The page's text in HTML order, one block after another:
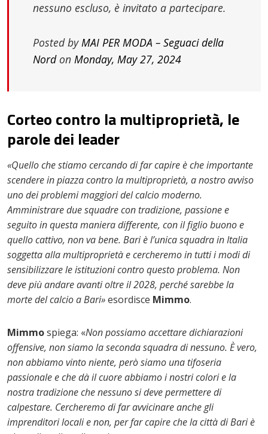
nessuno escluso, è invitato a partecipare.
Posted byMAI PER MODA – Seguaci della
Nordon Monday, May 27, 2024
Corteo contro la multiproprietà, le
parole dei leader
«Quello che stiamo cercando di far capire è che importante
scendere in piazza contro la multiproprietà, a nostro avviso
uno dei problemi maggiori del calcio moderno.
Amministrare due squadre con tradizione, passione e
seguito in questa maniera differente, con il figlio buono e
quello cattivo, non va bene. Bari è l’unica squadra in Italia
soggetta alla multiproprietà e cercheremo in tutti i modi di
sensibilizzare le istituzioni contro questo problema. Non
deve più andare avanti oltre il 2028, perché sarebbe la
morte del calcio a Bari»esordisce Mimmo.
Mimmospiega: «Non possiamo accettare dichiarazioni
offensive, non siamo la seconda squadra di nessuno. È vero,
non abbiamo vinto niente, però siamo una tifoseria
passionale e che dà il cuore abbiamo i nostri colori e la
nostra tradizione che nessuno si deve permettere di
calpestare. Cercheremo di far avvicinare anche gli
imprenditori locali e non, per far capire che la città di Bari è